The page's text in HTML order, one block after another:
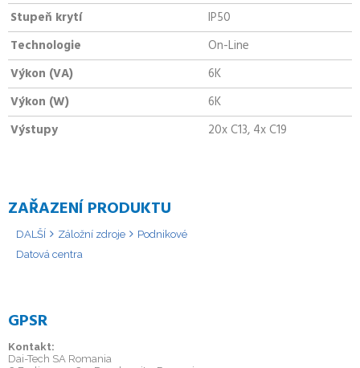
Stupeň krytí
IP50
Technologie
On-Line
Výkon (VA)
6K
Výkon (W)
6K
Výstupy
20x C13, 4x C19
ZAŘAZENÍ PRODUKTU
DALŠÍ Záložní zdroje
Podnikové
Datová centra
GPSR
Kontakt:
Dai-Tech SA Romania